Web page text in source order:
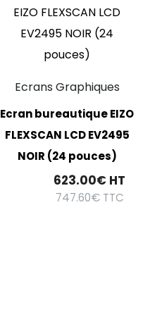
Ecrans Graphiques
Ecran bureautique EIZO
FLEXSCAN LCD EV2495
NOIR (24 pouces)
623.00€ HT
747.60€TTC